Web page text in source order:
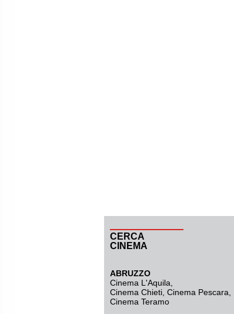
CERCA
CINEMA
ABRUZZO
Cinema L'Aquila
Cinema Chieti, Cinema Pescara,
Cinema Teramo